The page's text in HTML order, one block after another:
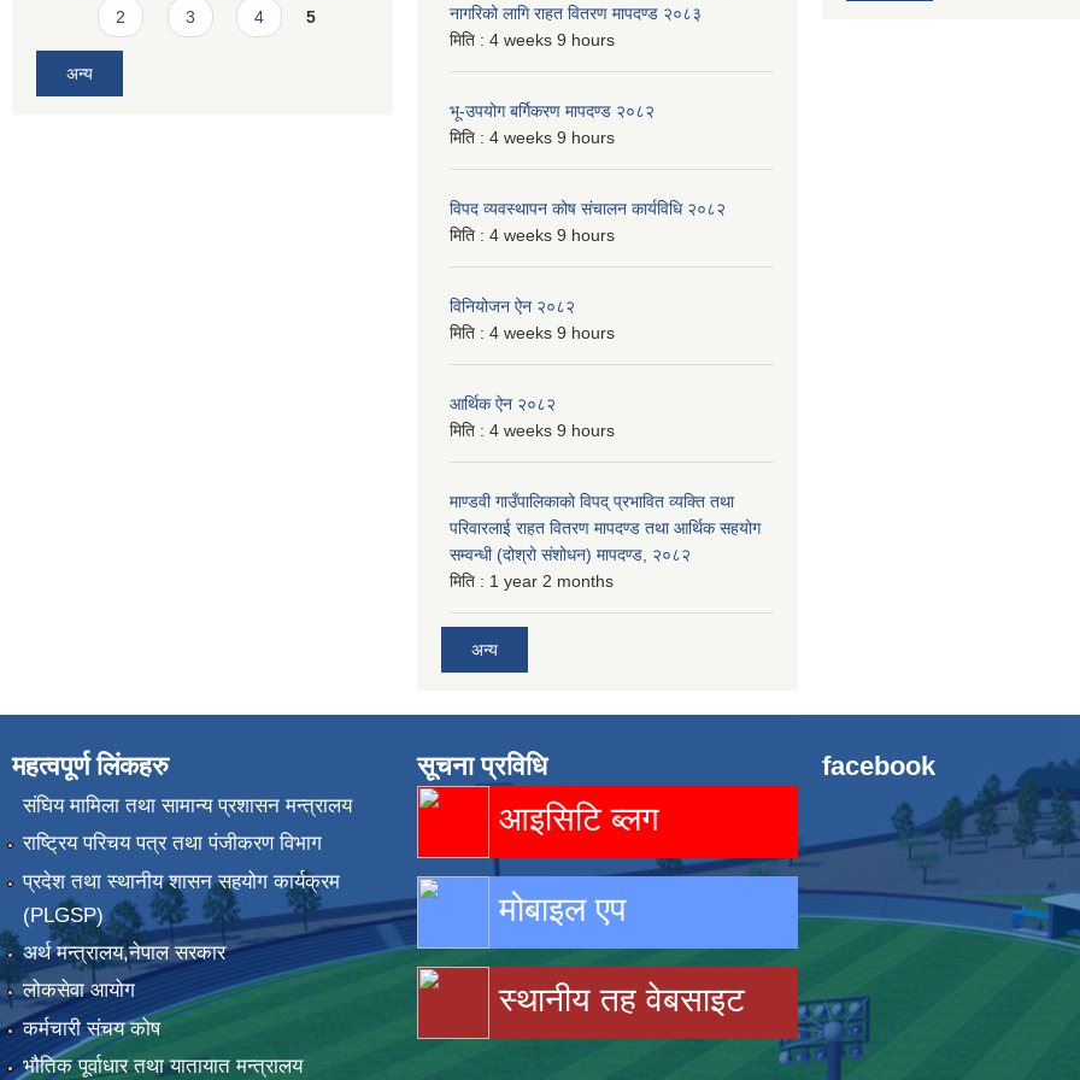
2 3 4 5
अन्य
नागरिको लागि राहत वितरण मापदण्ड २०८३
मिति : 4 weeks 9 hours
भू-उपयोग बर्गिकरण मापदण्ड २०८२
मिति : 4 weeks 9 hours
विपद व्यवस्थापन कोष संचालन कार्यविधि २०८२
मिति : 4 weeks 9 hours
विनियोजन ऐन २०८२
मिति : 4 weeks 9 hours
आर्थिक ऐन २०८२
मिति : 4 weeks 9 hours
माण्डवी गाउँपालिकाको विपद् प्रभावित व्यक्ति तथा
परिवारलाई राहत वितरण मापदण्ड तथा आर्थिक सहयोग
सम्वन्धी (दोश्रो संशोधन) मापदण्ड, २०८२
मिति : 1 year 2 months
अन्य
महत्वपूर्ण लिंकहरु
संघिय मामिला तथा सामान्य प्रशासन मन्त्रालय
राष्ट्रिय परिचय पत्र तथा पंजीकरण विभाग
प्रदेश तथा स्थानीय शासन सहयोग कार्यक्रम
(PLGSP)
अर्थ मन्त्रालय,नेपाल सरकार
लोकसेवा आयोग
कर्मचारी संचय कोष
भौतिक पूर्वाधार तथा यातायात मन्त्रालय
सूचना प्रविधि
आइसिटि ब्लग
मोबाइल एप
स्थानीय तह वेबसाइट
facebook